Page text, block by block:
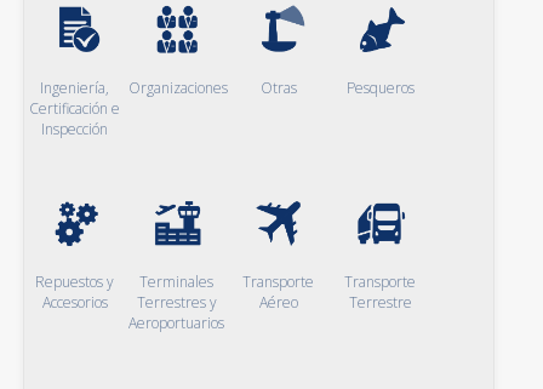
Ingeniería,
Certificación e
Inspección
Organizaciones Otras Pesqueros
Repuestos y
Accesorios
Terminales
Terrestres y
Aeroportuarios
Transporte
Aéreo
Transporte
Terrestre